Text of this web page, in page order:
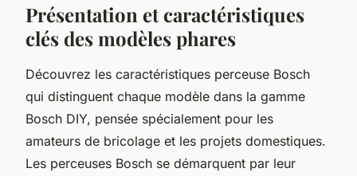
Présentation et caractéristiques
clés des modèles phares
Découvrez les caractéristiques perceuse Bosch
qui distinguent chaque modèle dans la gamme
Bosch DIY, pensée spécialement pour les
amateurs de bricolage et les projets domestiques.
Les perceuses Bosch se démarquent par leur